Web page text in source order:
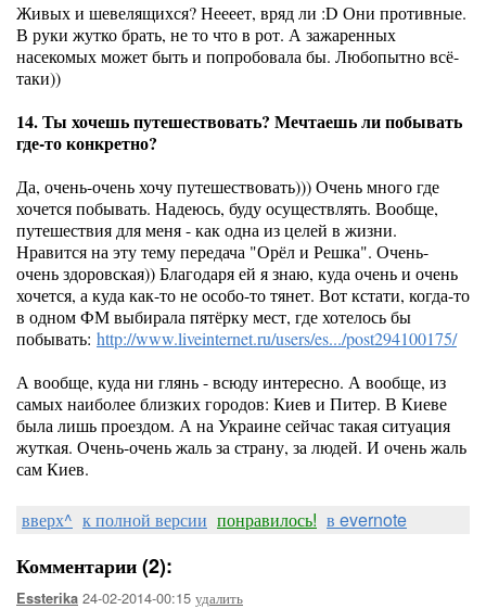
Живых и шевелящихся? Неееет, вряд ли :D Они противные.
В руки жутко брать, не то что в рот. А зажаренных
насекомых может быть и попробовала бы. Любопытно всё-
таки))
14. Ты хочешь путешествовать? Мечтаешь ли побывать
где-то конкретно?
Да, очень-очень хочу путешествовать))) Очень много где
хочется побывать. Надеюсь, буду осуществлять. Вообще,
путешествия для меня - как одна из целей в жизни.
Нравится на эту тему передача "Орёл и Решка". Очень-
очень здоровская)) Благодаря ей я знаю, куда очень и очень
хочется, а куда как-то не особо-то тянет. Вот кстати, когда-то
в одном ФМ выбирала пятёрку мест, где хотелось бы
побывать: http://www.liveinternet.ru/users/es.../post294100175/
А вообще, куда ни глянь - всюду интересно. А вообще, из
самых наиболее близких городов: Киев и Питер. В Киеве
была лишь проездом. А на Украине сейчас такая ситуация
жуткая. Очень-очень жаль за страну, за людей. И очень жаль
сам Киев.
вверх^ к полной версии понравилось! в evernote
Комментарии (2):
Essterika 24-02-2014-00:15 удалить